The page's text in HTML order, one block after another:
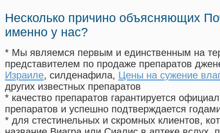
Несколько причино объясняющих
именно у нас?
* Мы являемся первым и единственным на
представителем по продаже препаратов
Израиле, силденафила, Цены на сужение
других известных препаратов
* качество препаратов гарантируется
препаратов и успешно подтверждается
* для стестинельных и скромных клиентов,